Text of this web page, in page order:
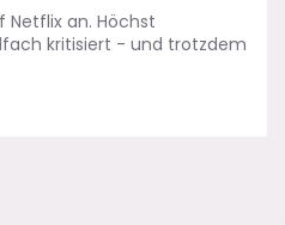
Netflix an. Höchst
kritisiert - und trotzdem